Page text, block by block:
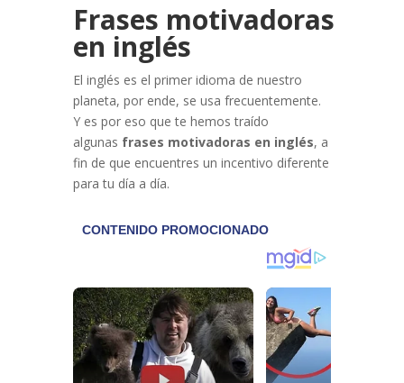
Frases motivadoras
en inglés
El inglés es el primer idioma de nuestro
planeta, por ende, se usa frecuentemente.
Y es por eso que te hemos traído
algunas frases motivadoras en inglés, a
fin de que encuentres un incentivo diferente
para tu día a día.